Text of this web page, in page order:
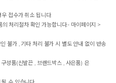
접수가 취소 됩니다.
처리절차 확인 가능합니다.- 마이페이지 >
불가 , 기타 처리 불가 시 별도 안내 없이 반송
성품(신발끈 , 브랜드박스 , 사은품) 은